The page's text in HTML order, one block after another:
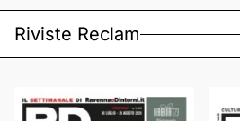
Riviste Reclam